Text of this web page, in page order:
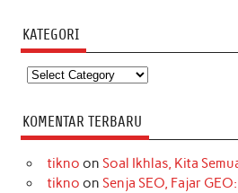
KATEGORI
Kategori
KOMENTAR TERBARU
tikno on Soal Ikhlas, Kita
tikno on Senja SEO, Fajar